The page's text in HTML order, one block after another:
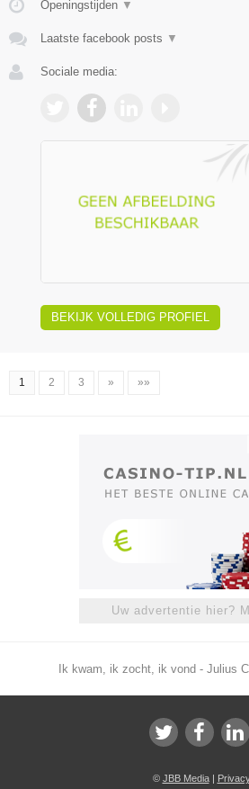
Openingstijden ▼
Laatste facebook posts ▼
Sociale media:
BEKIJK VOLLEDIG PROFIEL
1 2 3 » »»
Uw advertentie hier?
Ik kwam, ik zocht, ik vond - Julius
© JBB Media|